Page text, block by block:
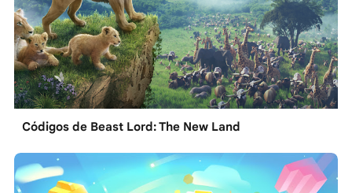
Códigos de Beast Lord: The New Land